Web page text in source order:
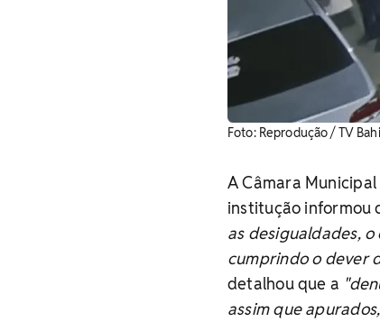
Foto: Reprodução / TV
A Câmara
institução informou
as desigualdades,
cumprindo o dever
detalhou que a
assim que